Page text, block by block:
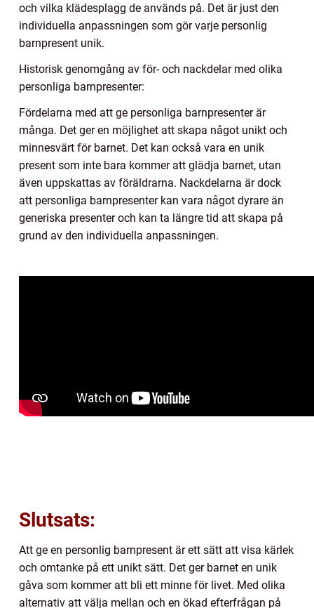
och vilka klädesplagg de används på. Det är just den
individuella anpassningen som gör varje personlig
barnpresent unik.
Historisk genomgång av för- och nackdelar med olika
personliga barnpresenter:
Fördelarna med att ge personliga barnpresenter är
många. Det ger en möjlighet att skapa något unikt och
minnesvärt för barnet. Det kan också vara en unik
present som inte bara kommer att glädja barnet, utan
även uppskattas av föräldrarna. Nackdelarna är dock
att personliga barnpresenter kan vara något dyrare än
generiska presenter och kan ta längre tid att skapa på
grund av den individuella anpassningen.
Slutsats:
Att ge en personlig barnpresent är ett sätt att visa kärlek
och omtanke på ett unikt sätt. Det ger barnet en unik
gåva som kommer att bli ett minne för livet. Med olika
alternativ att välja mellan och en ökad efterfrågan på